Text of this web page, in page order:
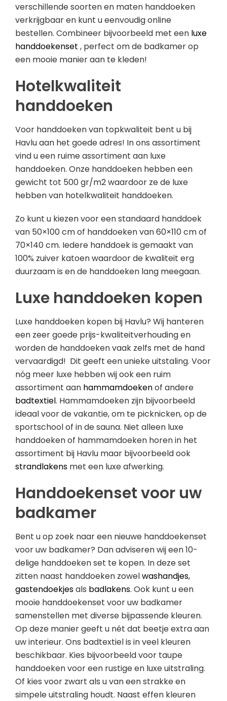
verschillende soorten en maten handdoeken
verkrijgbaar en kunt u eenvoudig online
bestellen. Combineer bijvoorbeeld met een luxe
handdoekenset , perfect om de badkamer op
een mooie manier aan te kleden!
Hotelkwaliteit
handdoeken
Voor handdoeken van topkwaliteit bent u bij
Havlu aan het goede adres! In ons assortiment
vind u een ruime assortiment aan luxe
handdoeken. Onze handdoeken hebben een
gewicht tot 500 gr/m2 waardoor ze de luxe
hebben van hotelkwaliteit handdoeken.
Zo kunt u kiezen voor een standaard handdoek
van 50×100 cm of handdoeken van 60×110 cm of
70×140 cm. Iedere handdoek is gemaakt van
100% zuiver katoen waardoor de kwaliteit erg
duurzaam is en de handdoeken lang meegaan.
Luxe handdoeken kopen
Luxe handdoeken kopen bij Havlu? Wij hanteren
een zeer goede prijs-kwaliteitverhouding en
worden de handdoeken vaak zelfs met de hand
vervaardigd! Dit geeft een unieke uitstaling. Voor
nóg meer luxe hebben wij ook een ruim
assortiment aan hammamdoekenof andere
badtextiel. Hammamdoeken zijn bijvoorbeeld
ideaal voor de vakantie, om te picknicken, op de
sportschool of in de sauna. Niet alleen luxe
handdoeken of hammamdoeken horen in het
assortiment bij Havlu maar bijvoorbeeld ook
strandlakens met een luxe afwerking.
Handdoekenset voor uw
badkamer
Bent u op zoek naar een nieuwe handdoekenset
voor uw badkamer? Dan adviseren wij een 10-
delige handdoeken set te kopen. In deze set
zitten naast handdoeken zowelwashandjes,
gastendoekjesals badlakens. Ook kunt u een
mooie handdoekenset voor uw badkamer
samenstellen met diverse bijpassende kleuren.
Op deze manier geeft u nét dat beetje extra aan
uw interieur. Ons badtextiel is in veel kleuren
beschikbaar. Kies bijvoorbeeld voor taupe
handdoeken voor een rustige en luxe uitstraling.
Of kies voor zwart als u van een strakke en
simpele uitstraling houdt. Naast effen kleuren